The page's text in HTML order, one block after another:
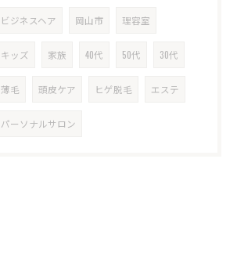
ビジネスヘア 岡山市 理容室
キッズ 家族 40代 50代 30代
薄毛 頭皮ケア ヒゲ脱毛 エステ
パーソナルサロン